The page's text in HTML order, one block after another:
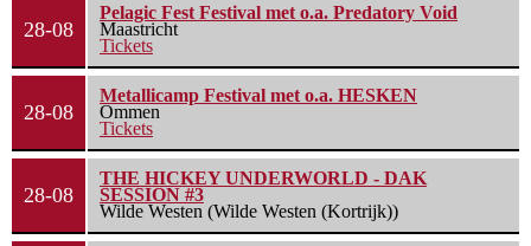
28-08
Pelagic Fest Festival met o.a. Predatory Void
Maastricht
Tickets
28-08
Metallicamp Festival met o.a. HESKEN
Ommen
Tickets
28-08
THE HICKEY UNDERWORLD - DAK
SESSION #3
Wilde Westen (Wilde Westen (Kortrijk))